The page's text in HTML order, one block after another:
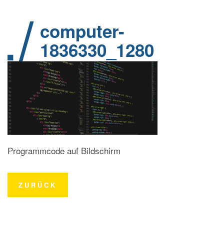
computer-
1836330_1280
Programmcode auf Bildschirm
ZURÜCK